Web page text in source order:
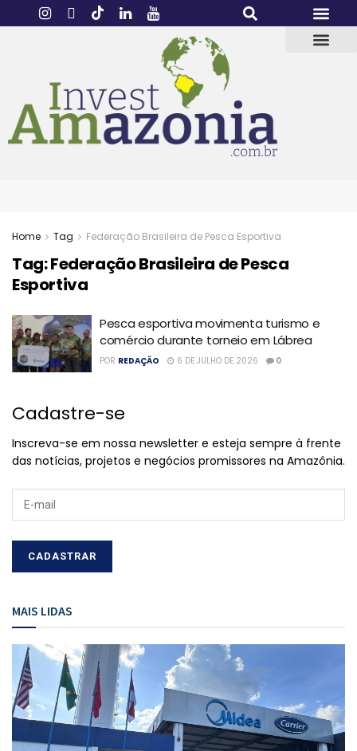
Home Tag Federação Brasileira de Pesca Esportiva
Tag:Federação Brasileira de Pesca
Esportiva
Pesca esportiva movimenta turismo e
comércio durante torneio em Lábrea
POR REDAÇÃO 6 DE JULHO DE 2026 0
Cadastre-se
Inscreva-se em nossa newsletter e esteja sempre à frente
das notícias, projetos e negócios promissores na Amazônia.
MAIS LIDAS